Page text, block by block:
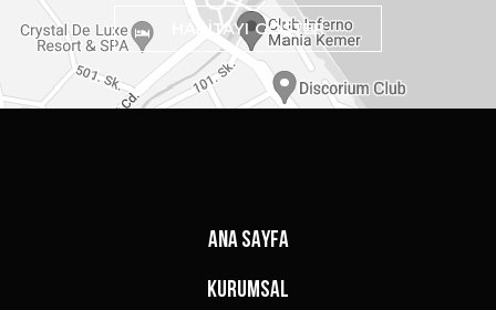
HARİTAYI GÖSTER
ANA SAYFA
KURUMSAL